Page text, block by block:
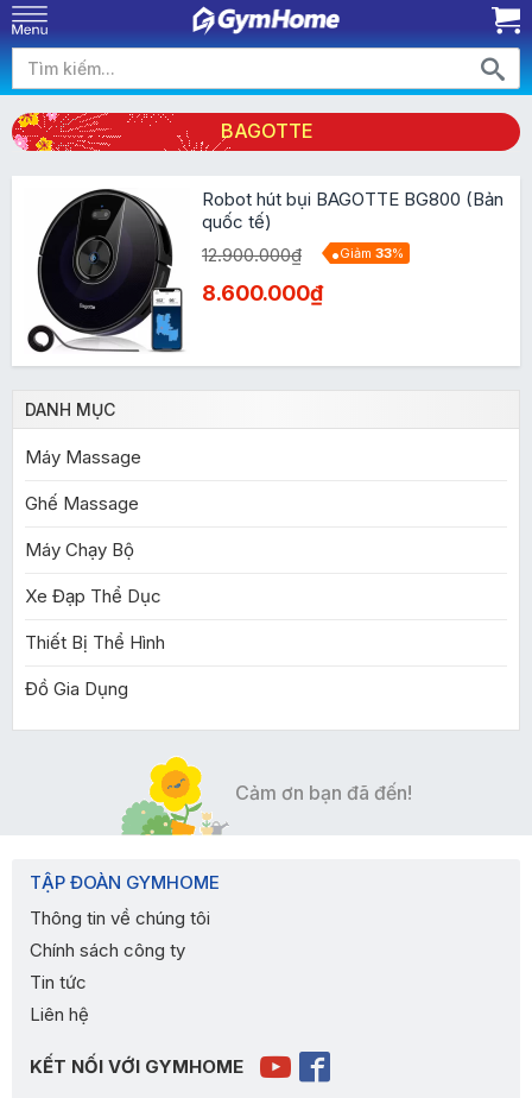
BAGOTTE
Robot hút bụi BAGOTTE BG800 (Bản
quốc tế)
12.900.000₫
Giảm 33%
8.600.000₫
DANH MỤC
Máy Massage
Ghế Massage
Máy Chạy Bộ
Xe Đạp Thể Dục
Thiết Bị Thể Hình
Đồ Gia Dụng
Cảm ơn bạn đã đến!
TẬP ĐOÀN GYMHOME
Thông tin về chúng tôi
Chính sách công ty
Tin tức
Liên hệ
KẾT NỐI VỚI GYMHOME